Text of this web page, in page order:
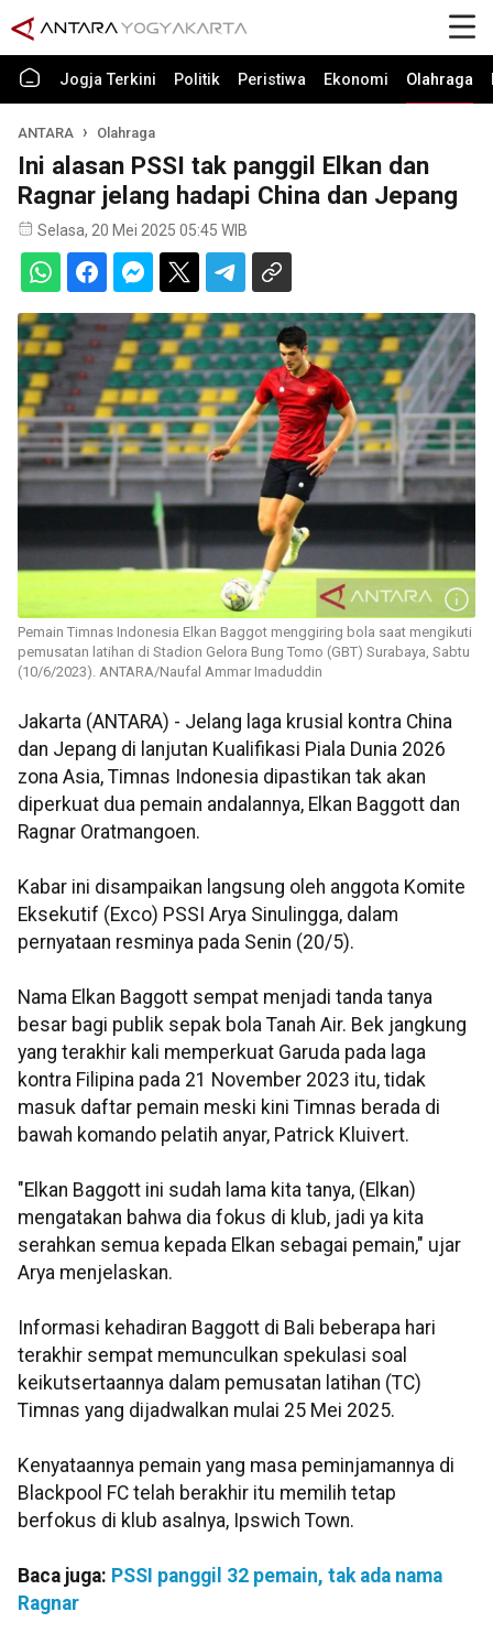
Jogja Terkini Politik Peristiwa Ekonomi Olahraga
ANTARA Olahraga
Ini alasan PSSI tak panggil Elkan dan
Ragnar jelang hadapi China dan Jepang
Selasa, 20 Mei 2025 05:45 WIB
Pemain Timnas Indonesia Elkan Baggot menggiring bola saat mengikuti
pemusatan latihan di Stadion Gelora Bung Tomo (GBT) Surabaya, Sabtu
(10/6/2023). ANTARA/Naufal Ammar Imaduddin
Jakarta (ANTARA) - Jelang laga krusial kontra China
dan Jepang di lanjutan Kualifikasi Piala Dunia 2026
zona Asia, Timnas Indonesia dipastikan tak akan
diperkuat dua pemain andalannya, Elkan Baggott dan
Ragnar Oratmangoen.
Kabar ini disampaikan langsung oleh anggota Komite
Eksekutif (Exco) PSSI Arya Sinulingga, dalam
pernyataan resminya pada Senin (20/5).
Nama Elkan Baggott sempat menjadi tanda tanya
besar bagi publik sepak bola Tanah Air. Bek jangkung
yang terakhir kali memperkuat Garuda pada laga
kontra Filipina pada 21 November 2023 itu, tidak
masuk daftar pemain meski kini Timnas berada di
bawah komando pelatih anyar, Patrick Kluivert.
"Elkan Baggott ini sudah lama kita tanya, (Elkan)
mengatakan bahwa dia fokus di klub, jadi ya kita
serahkan semua kepada Elkan sebagai pemain," ujar
Arya menjelaskan.
Informasi kehadiran Baggott di Bali beberapa hari
terakhir sempat memunculkan spekulasi soal
keikutsertaannya dalam pemusatan latihan (TC)
Timnas yang dijadwalkan mulai 25 Mei 2025.
Kenyataannya pemain yang masa peminjamannya di
Blackpool FC telah berakhir itu memilih tetap
berfokus di klub asalnya, Ipswich Town.
Baca juga: PSSI panggil 32 pemain, tak ada nama
Ragnar